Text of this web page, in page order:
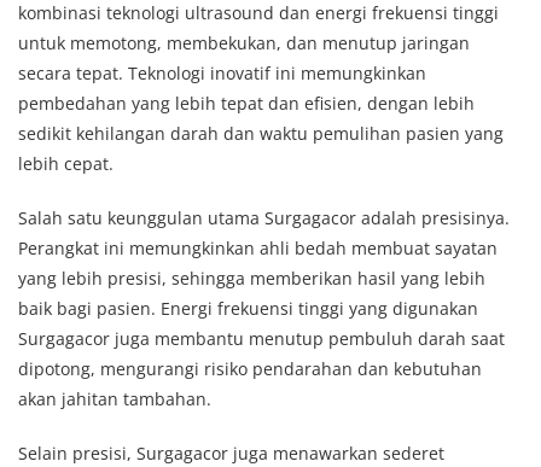
kombinasi teknologi ultrasound dan energi frekuensi tinggi
untuk memotong, membekukan, dan menutup jaringan
secara tepat. Teknologi inovatif ini memungkinkan
pembedahan yang lebih tepat dan efisien, dengan lebih
sedikit kehilangan darah dan waktu pemulihan pasien yang
lebih cepat.
Salah satu keunggulan utama Surgagacor adalah presisinya.
Perangkat ini memungkinkan ahli bedah membuat sayatan
yang lebih presisi, sehingga memberikan hasil yang lebih
baik bagi pasien. Energi frekuensi tinggi yang digunakan
Surgagacor juga membantu menutup pembuluh darah saat
dipotong, mengurangi risiko pendarahan dan kebutuhan
akan jahitan tambahan.
Selain presisi, Surgagacor juga menawarkan sederet